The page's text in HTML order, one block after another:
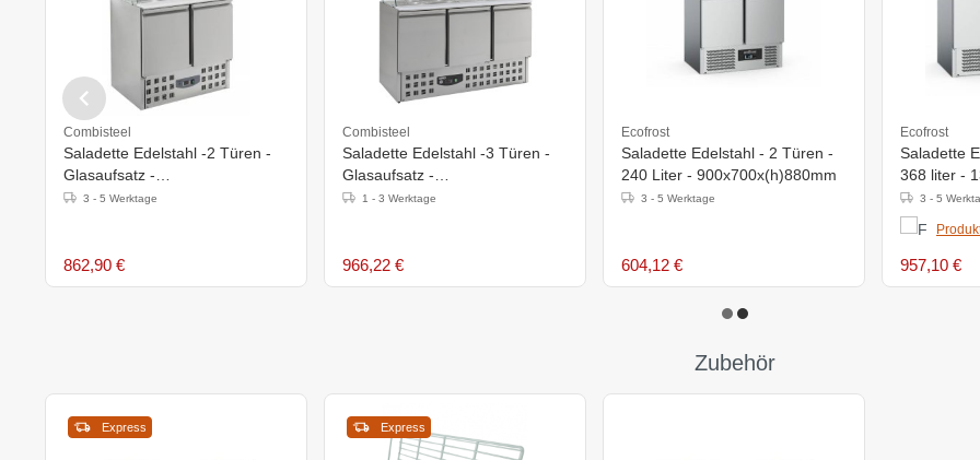
Combisteel
Saladette Edelstahl -2 Türen -
Glasaufsatz -
900x700x850(h)mm
3 - 5 Werktage
862,90 €
Combisteel
Saladette Edelstahl -3 Türen -
Glasaufsatz -
1365x700x850(h)mm
1 - 3 Werktage
966,22 €
Ecofrost
Saladette Edelstahl - 2 Türen -
240 Liter - 900x700x(h)880mm
3 - 5 Werktage
604,12 €
Ecofrost
Saladette
368 liter -
3 - 5
957,10 €
Zubehör
Express Express